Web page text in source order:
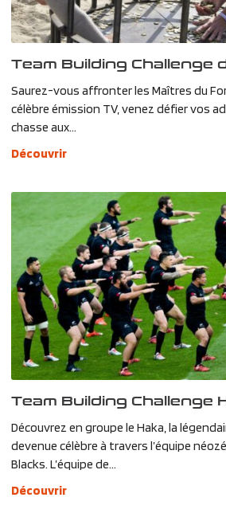
Team Building Challenge
Saurez-vous affronter les Maîtres du
célèbre émission TV, venez défier vos
chasse aux...
Découvrir
Team Building Challenge
Découvrez en groupe le Haka, la
devenue célèbre à travers l’équipe
Blacks. L’équipe de...
Découvrir